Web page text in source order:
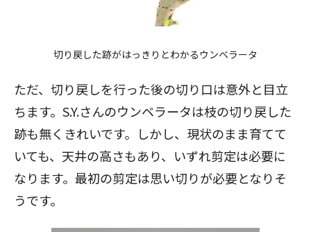
切り戻した跡がはっきりとわかるウンベラータ
ただ、切り戻しを行った後の切り口は意外と目立
ちます。S.Y.さんのウンベラータは枝の切り戻した
跡も無くきれいです。しかし、現状のまま育てて
いても、天井の高さもあり、いずれ剪定は必要に
なります。最初の剪定は思い切りが必要となりそ
うです。